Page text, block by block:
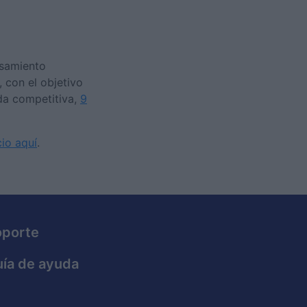
con el objetivo
competitiva, 9
aquí.
de ayuda